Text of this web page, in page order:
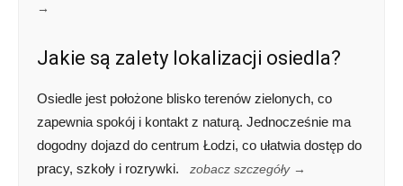
→
Jakie są zalety lokalizacji osiedla?
Osiedle jest położone blisko terenów zielonych, co
zapewnia spokój i kontakt z naturą. Jednocześnie ma
dogodny dojazd do centrum Łodzi, co ułatwia dostęp do
pracy, szkoły i rozrywki.
zobacz szczegóły →